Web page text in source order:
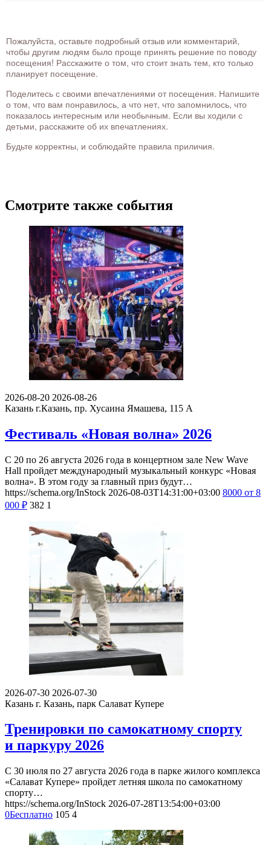
Пожалуйста, оставьте подробный отзыв или комментарий,
чтобы другим людям было проще принять решение по поводу
посещения! Расскажите о том, что стоит знать тем, кто только
планирует посещение.
Поделитесь с своими впечатлениями от посещения. Напишите
о том, что вам понравилось, а что нет, что запомнилось, что
показалось интересным или необычным. Если вы ходили с
детьми, расскажите об их впечатлениях.
Будьте корректны, и соблюдайте правила приличия.
Смотрите также события
2026-08-20 2026-08-26
Казань г.Казань, пр. Хусаина Ямашева, 115 A
Фестиваль «Новая волна» 2026
С 20 по 26 августа 2026 года в концертном зале New Wave
Hall пройдет международный музыкальный конкурс «Новая
волна». В этом году за главный приз будут…
https://schema.org/InStock 2026-08-03T14:31:00+03:00 8000 от 8
000 ₽ 382 1
2026-07-30 2026-07-30
Казань г. Казань, парк Салават Купере
Тренировки по самокатному спорту
и паркуру 2026
С 30 июля по 27 августа 2026 года в парке жилого комплекса
«Салават Купере» пройдет летняя школа по самокатному
спорту…
https://schema.org/InStock 2026-07-28T13:54:00+03:00
0Бесплатно 105 4